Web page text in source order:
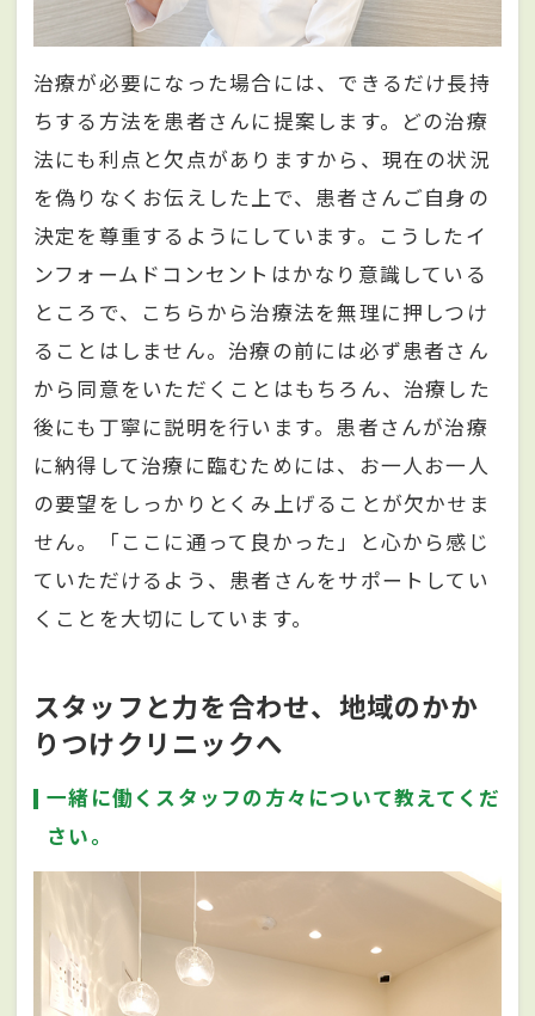
治療が必要になった場合には、できるだけ長持
ちする方法を患者さんに提案します。どの治療
法にも利点と欠点がありますから、現在の状況
を偽りなくお伝えした上で、患者さんご自身の
決定を尊重するようにしています。こうしたイ
ンフォームドコンセントはかなり意識している
ところで、こちらから治療法を無理に押しつけ
ることはしません。治療の前には必ず患者さん
から同意をいただくことはもちろん、治療した
後にも丁寧に説明を行います。患者さんが治療
に納得して治療に臨むためには、お一人お一人
の要望をしっかりとくみ上げることが欠かせま
せん。「ここに通って良かった」と心から感じ
ていただけるよう、患者さんをサポートしてい
くことを大切にしています。
スタッフと力を合わせ、地域のかか
りつけクリニックへ
一緒に働くスタッフの方々について教えてくだ
さい。